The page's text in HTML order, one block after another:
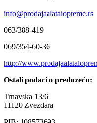
info@prodajaalataiopreme.rs
063/388-419
069/354-60-36
http://
Ostali podaci o preduzeću:
Trnavska 13/6
11120 Zvezdara